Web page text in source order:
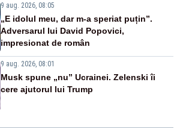
9 aug. 2026, 08:05
„E idolul meu, dar m-a speriat puțin”.
Adversarul lui David Popovici,
impresionat de român
9 aug. 2026, 08:01
Musk spune „nu” Ucrainei. Zelenski îi
cere ajutorul lui Trump